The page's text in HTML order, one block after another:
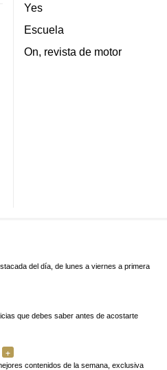
Yes
Escuela
On, revista de motor
del día, de lunes a viernes a primera
que debes saber antes de acostarte
contenidos de la semana, exclusiva